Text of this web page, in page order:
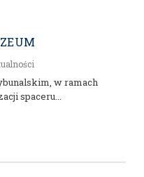
w ramach
spaceru...